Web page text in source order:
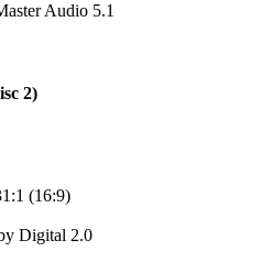
Audio 5.1
2)
(16:9)
Digital 2.0